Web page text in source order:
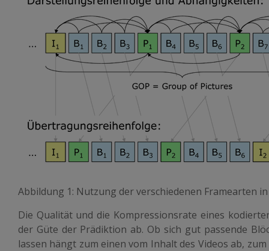
Abbildung 1: Nutzung der verschiedenen Framearten
Die Qualität und die Kompressionsrate eines
der Güte der Prädiktion ab. Ob sich gut passende
lassen hängt zum einen vom Inhalt des Videos ab,